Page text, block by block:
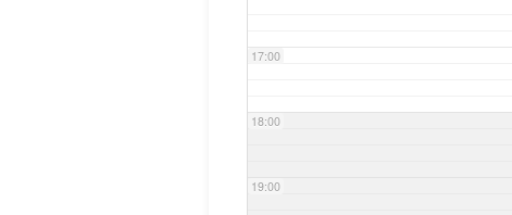
17:00
18:00
19:00